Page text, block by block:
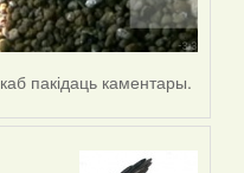
каб пакідаць каментары.